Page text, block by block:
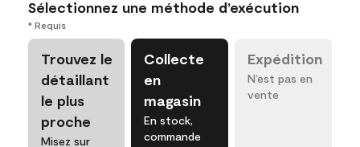
Sélectionnez une méthode d’exécution
* Requis
Trouvez le
détaillant
le plus
proche
Misez sur
Collecte
en
magasin
En stock,
commande
Expédition
N’est pas en
vente